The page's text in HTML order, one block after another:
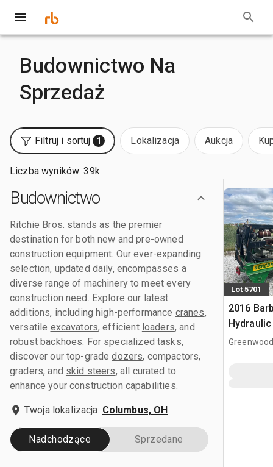
Budownictwo Na
Sprzedaż
Filtruj i sortuj 1 Lokalizacja Aukcja
Liczba wyników: 39k
Budownictwo
Ritchie Bros. stands as the premier
destination for both new and pre-owned
construction equipment. Our ever-expanding
selection, updated daily, encompasses a
diverse range of machinery to meet every
construction need. Explore our latest
additions, including high-performance cranes,
versatile excavators, efficient loaders, and
robustbackhoes. For specialized tasks,
discover our top-gradedozers, compactors,
graders, and skid steers, all curated to
enhance your construction capabilities.
Twoja lokalizacja: Columbus, OH
Nadchodzące Sprzedane
Lot 5701
2016
Cradle